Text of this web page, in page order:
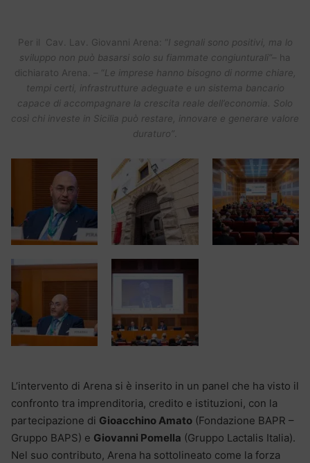
Per il Cav. Lav. Giovanni Arena: “I segnali sono positivi, ma lo
sviluppo non può basarsi solo su fiammate congiunturali” – ha
dichiarato Arena. – “Le imprese hanno bisogno di norme chiare,
tempi certi, infrastrutture adeguate e un sistema bancario
capace di accompagnare la crescita reale dell’economia. Solo
così chi investe in Sicilia può restare, innovare e generare valore
duraturo”
L’intervento di Arena si è inserito in un panel che ha visto il
confronto tra imprenditoria, credito e istituzioni, con la
partecipazione di Gioacchino Amato (Fondazione BAPR –
Gruppo BAPS) e Giovanni Pomella (Gruppo Lactalis Italia).
Nel suo contributo, Arena ha sottolineato come la forza